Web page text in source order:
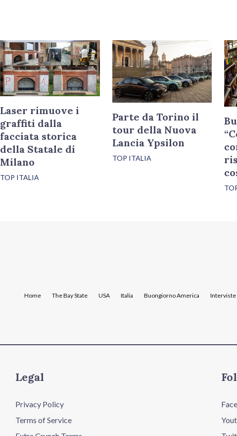
Laser rimuove i
graffiti dalla
facciata storica
della Statale di
Milano
TOP ITALIA
Parte da Torino il
tour della Nuova
Lancia Ypsilon
TOP ITALIA
Home The Bay State USA Italia Buongiorno America Interviste
Legal
Privacy Policy
Terms of Service